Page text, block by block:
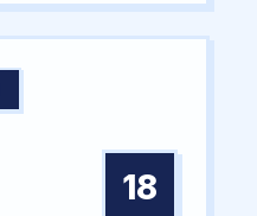
18